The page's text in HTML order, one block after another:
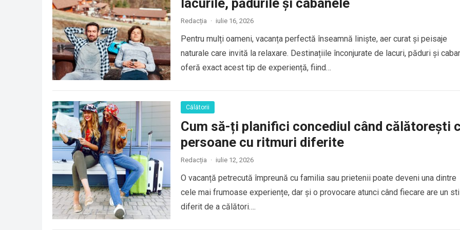
lacurile, pădurile și cabanele
Redacția · iulie 16, 2026
Pentru mulți oameni, vacanța perfectă înseamnă liniște, aer curat și peisaje
naturale care invită la relaxare. Destinațiile înconjurate de lacuri, păduri și
oferă exact acest tip de experiență, fiind…
Călătorii
Cum să-ți planifici concediul când călătorești
persoane cu ritmuri diferite
Redacția · iulie 12, 2026
O vacanță petrecută împreună cu familia sau prietenii poate deveni una dintre
cele mai frumoase experiențe, dar și o provocare atunci când fiecare are un stil
diferit de a călători….